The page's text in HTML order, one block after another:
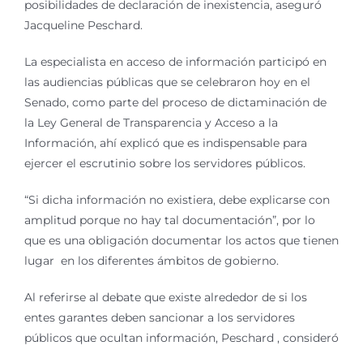
posibilidades de declaración de inexistencia, aseguró
Jacqueline Peschard.
La especialista en acceso de información participó en
las audiencias públicas que se celebraron hoy en el
Senado, como parte del proceso de dictaminación de
la Ley General de Transparencia y Acceso a la
Información, ahí explicó que es indispensable para
ejercer el escrutinio sobre los servidores públicos.
“Si dicha información no existiera, debe explicarse con
amplitud porque no hay tal documentación”, por lo
que es una obligación documentar los actos que tienen
lugar en los diferentes ámbitos de gobierno.
Al referirse al debate que existe alrededor de si los
entes garantes deben sancionar a los servidores
públicos que ocultan información, Peschard , consideró